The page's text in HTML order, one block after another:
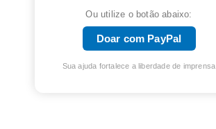
Ou utilize o botão abaixo:
Doar com PayPal
Sua ajuda fortalece a liberdade de imprensa